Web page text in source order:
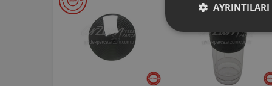
AYRINTILARI